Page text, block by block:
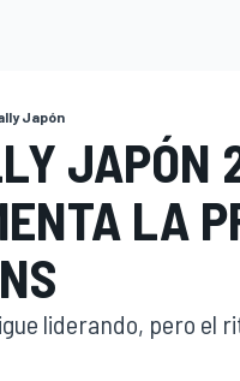
Japón
JAPÓN
LA
liderando, pero el